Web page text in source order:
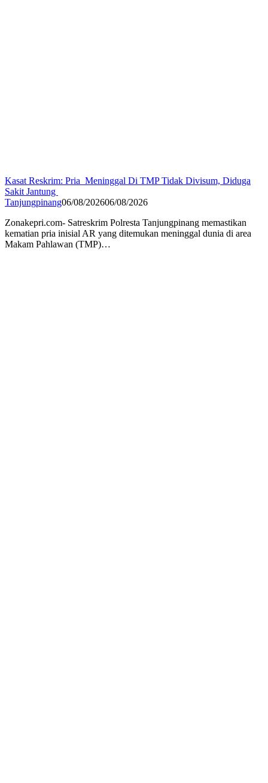
Kasat Reskrim: Pria Meninggal Di TMP Tidak Divisum, Diduga
Sakit Jantung
Tanjungpinang06/08/202606/08/2026
Zonakepri.com- Satreskrim Polresta Tanjungpinang memastikan
kematian pria inisial AR yang ditemukan meninggal dunia di area
Makam Pahlawan (TMP)…